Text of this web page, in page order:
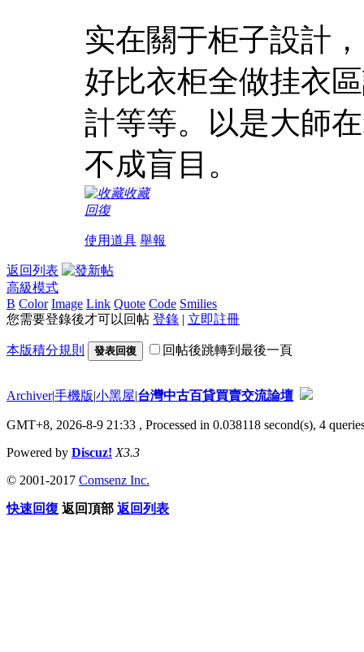
实在關于柜子設計
好比衣柜全做挂衣
計等等。以是大師
不成盲目。
收藏
回復
使用道具 舉報
返回列表
高級模式
B Color Image Link Quote Code Smilies
您需要登錄後才可以回帖 登錄 | 立即註冊
本版積分規則 發表回復 回帖後跳轉到最後一頁
Archiver|手機版|小黑屋|台灣中古百貸買賣交流論壇
GMT+8, 2026-8-9 21:33 , Processed in 0.038118 second(s), 4
Powered by Discuz! X3.3
© 2001-2017 Comsenz Inc.
快速回復 返回頂部 返回列表